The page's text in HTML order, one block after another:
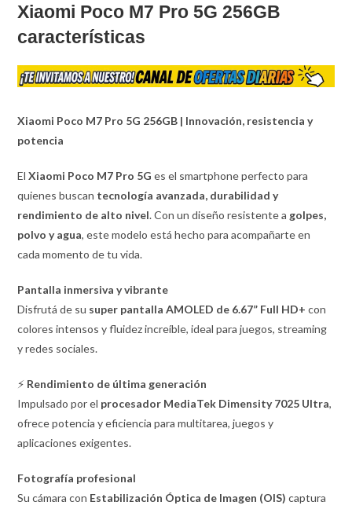
Xiaomi Poco M7 Pro 5G 256GB
características
Xiaomi Poco M7 Pro 5G 256GB | Innovación, resistencia y
potencia
ElXiaomi Poco M7 Pro 5G es el smartphone perfecto para
quienes buscan tecnología avanzada, durabilidad y
rendimiento de alto nivel. Con un diseño resistente a golpes,
polvo y agua, este modelo está hecho para acompañarte en
cada momento de tu vida.
Pantalla inmersiva y vibrante
Disfrutá de su super pantalla AMOLED de 6.67” Full HD+ con
colores intensos y fluidez increíble, ideal para juegos, streaming
y redes sociales.
⚡ Rendimiento de última generación
Impulsado por el procesador MediaTek Dimensity 7025 Ultra,
ofrece potencia y eficiencia para multitarea, juegos y
aplicaciones exigentes.
Fotografía profesional
Su cámara con Estabilización Óptica de Imagen (OIS) captura